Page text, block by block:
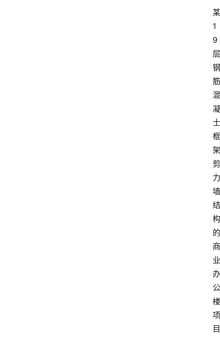
某
1
9
层
钢
筋
混
凝
士
框
架
剪
力
墙
结
构
的
商
业
办
公
楼
项
目